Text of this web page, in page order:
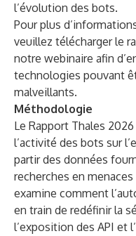
l’évolution des bots.
Pour plus
veuillez télécharger le
notre webinaire afin
technologies pouvant
malveillants.
Méthodologie
Le Rapport Thales
l’activité des bots sur
partir des données
recherches en
examine comment
en train de redéfinir la
l’exposition des API et